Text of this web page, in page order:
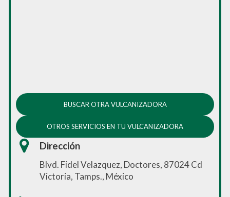
BUSCAR OTRA VULCANIZADORA
OTROS SERVICIOS EN TU VULCANIZADORA
Dirección
Blvd. Fidel Velazquez, Doctores, 87024 Cd
Victoria, Tamps., México